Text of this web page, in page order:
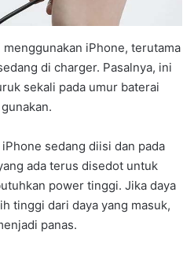
iPhone, terutama
di charger. Pasalnya, ini
sekali pada umur baterai
sedang diisi dan pada
ada terus disedot untuk
power tinggi. Jika daya
tinggi dari daya yang masuk,
panas.